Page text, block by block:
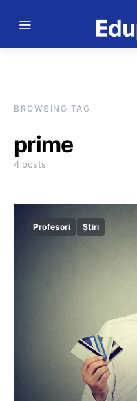
BROWSING TAG
prime
4 posts
Profesori Știri